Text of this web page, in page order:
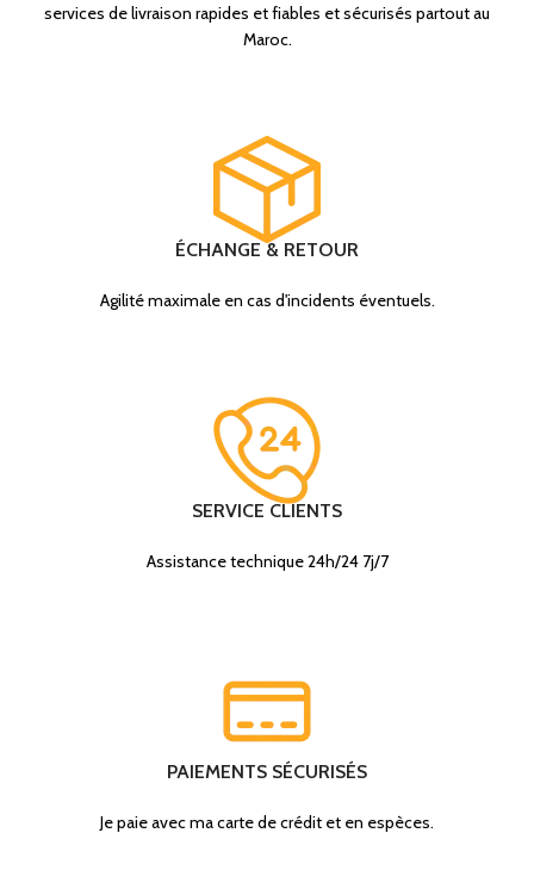
services de livraison rapides et fiables et sécurisés partout au
Maroc.
ÉCHANGE & RETOUR
Agilité maximale en cas d'incidents éventuels.
SERVICE CLIENTS
Assistance technique 24h/24 7j/7
PAIEMENTS SÉCURISÉS
Je paie avec ma carte de crédit et en espèces.